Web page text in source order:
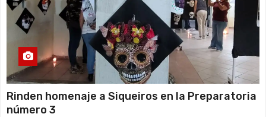
Rinden homenaje a Siqueiros en la Preparatoria
número 3